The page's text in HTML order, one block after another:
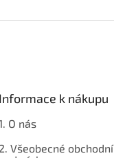
Informace k nákupu
O nás
2. Všeobecné obchodní